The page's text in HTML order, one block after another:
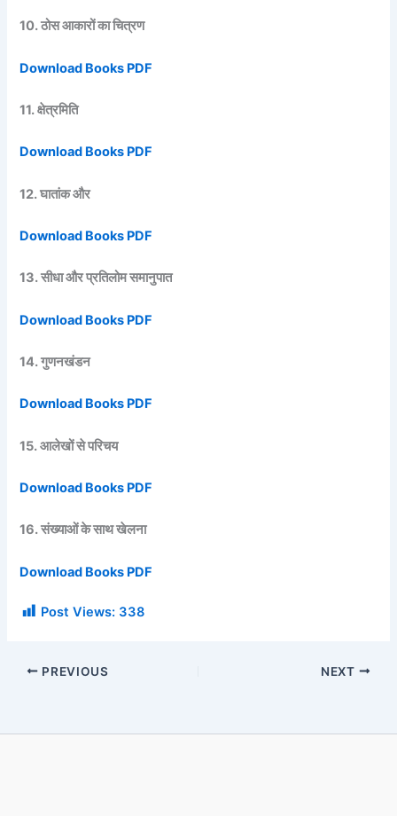
10. ठोस आकारों का चित्रण
Download Books PDF
11. क्षेत्रमिति
Download Books PDF
12. घातांक और
Download Books PDF
13. सीधा और प्रतिलोम समानुपात
Download Books PDF
14. गुणनखंडन
Download Books PDF
15. आलेखों से परिचय
Download Books PDF
16. संख्याओं के साथ खेलना
Download Books PDF
Post Views: 338
PREVIOUS NEXT